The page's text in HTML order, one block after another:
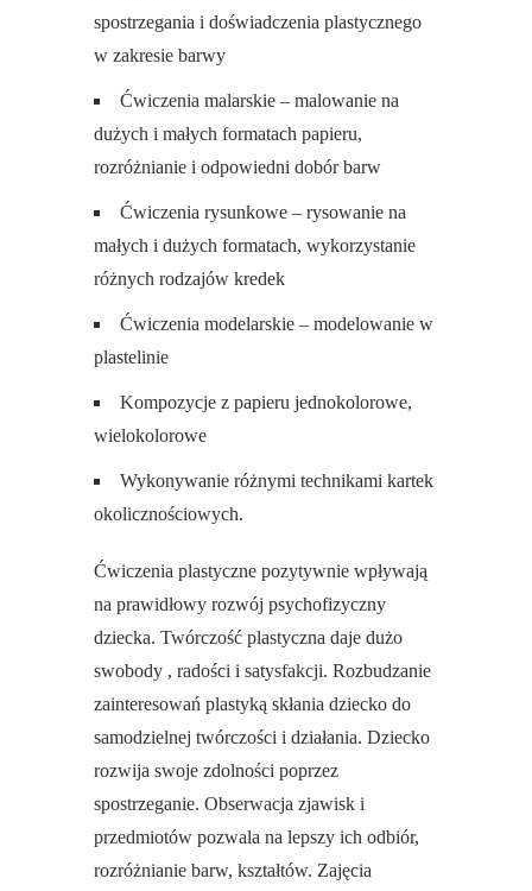
spostrzegania i doświadczenia plastycznego
w zakresie barwy
Ćwiczenia malarskie – malowanie na
dużych i małych formatach papieru,
rozróżnianie i odpowiedni dobór barw
Ćwiczenia rysunkowe – rysowanie na
małych i dużych formatach, wykorzystanie
różnych rodzajów kredek
Ćwiczenia modelarskie – modelowanie w
plastelinie
Kompozycje z papieru jednokolorowe,
wielokolorowe
Wykonywanie różnymi technikami kartek
okolicznościowych.
Ćwiczenia plastyczne pozytywnie wpływają
na prawidłowy rozwój psychofizyczny
dziecka. Twórczość plastyczna daje dużo
swobody , radości i satysfakcji. Rozbudzanie
zainteresowań plastyką skłania dziecko do
samodzielnej twórczości i działania. Dziecko
rozwija swoje zdolności poprzez
spostrzeganie. Obserwacja zjawisk i
przedmiotów pozwala na lepszy ich odbiór,
rozróżnianie barw, kształtów. Zajęcia